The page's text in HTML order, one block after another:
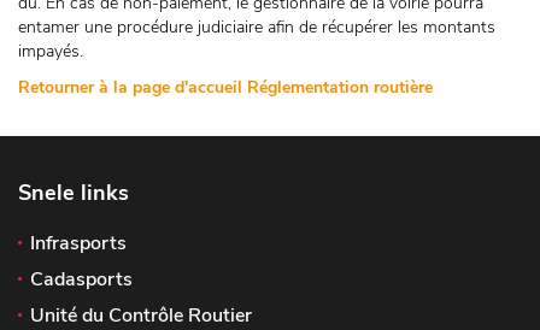
entamer une procédure judiciaire afin de récupérer les montants
impayés.
Retourner à la page d'accueil Réglementation routière
Snele links
Infrasports
Cadasports
Unité du Contrôle Routier